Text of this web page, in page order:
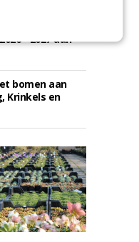
- 2027 aan
bomen aan
Krinkels en